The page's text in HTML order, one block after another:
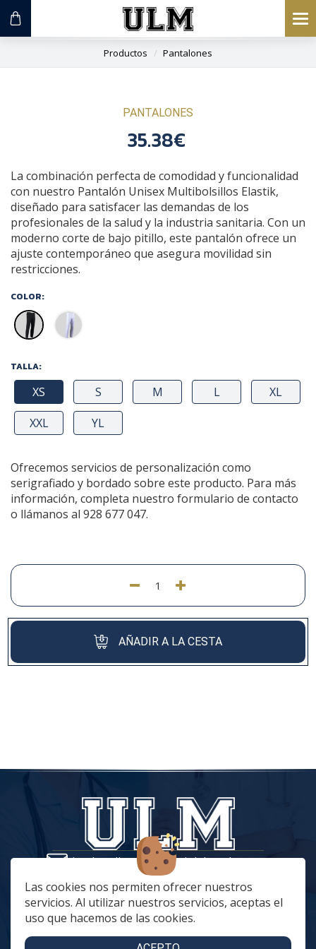
Las cookies nos permiten ofrecer nuestros
servicios. Al utilizar nuestros servicios, aceptas el
uso que hacemos de las cookies.
Productos Pantalones
PANTALONES
35.38€
La combinación perfecta de comodidad y funcionalidad
con nuestro Pantalón Unisex Multibolsillos Elastik,
diseñado para satisfacer las demandas de los
profesionales de la salud y la industria sanitaria. Con un
moderno corte de bajo pitillo, este pantalón ofrece un
ajuste contemporáneo que asegura movilidad sin
restricciones.
COLOR:
TALLA:
XS S M L
XL
XXL
YL
Ofrecemos servicios de personalización como
serigrafiado y bordado sobre este producto. Para más
información, completa nuestro formulario de contacto
o llámanos al 928 677 047.
AÑADIR A LA CESTA
tiendaonline@vestuariolaboralmc.com
928 67 70 47
lunes a Jueves: 8:00 a 16:00 | viernes: 8:00 a 15:00
C. Betania, 57, 35018 Las Palmas de Gran Canaria